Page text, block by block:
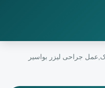
جراحی لیزر بواسیر